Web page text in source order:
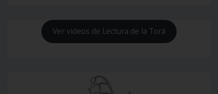
Ver videos de Lectura de la Torá